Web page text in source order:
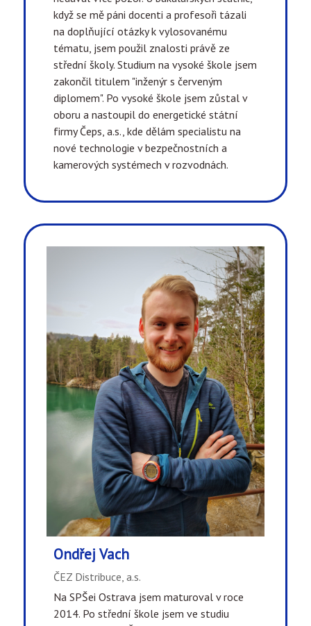
když se mě páni docenti a profesoři tázali
na doplňující otázky k vylosovanému
tématu, jsem použil znalosti právě ze
střední školy. Studium na vysoké škole jsem
zakončil titulem "inženýr s červeným
diplomem". Po vysoké škole jsem zůstal v
oboru a nastoupil do energetické státní
firmy Čeps, a.s., kde dělám specialistu na
nové technologie v bezpečnostních a
kamerových systémech v rozvodnách.
Ondřej Vach
ČEZ Distribuce, a.s.
Na SPŠei Ostrava jsem maturoval v roce
2014. Po střední škole jsem ve studiu